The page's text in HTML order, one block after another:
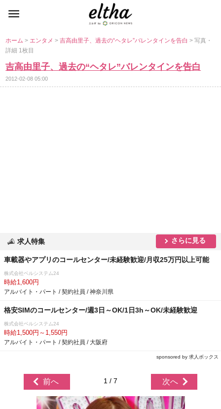
ホーム> エンタメ>吉高由里子、過去の“ヘタレ”バレンタインを告白> 写真・
詳細 1枚目
吉高由里子、過去の“ヘタレ”バレンタインを告白
2012-02-08 05:00
求人特集 さらに見る
車載器やアプリのコールセンター/未経験歓迎/月収25万円以上可能
株式会社ベルシステム24
時給1,600円
アルバイト・パート / 契約社員 / 神奈川県
格安SIMのコールセンター/週3日～OK/1日3h～OK/未経験歓迎
株式会社ベルシステム24
時給1,500円～1,550円
アルバイト・パート / 契約社員 / 大阪府
sponsored by 求人ボックス
前へ 1 / 7 次へ